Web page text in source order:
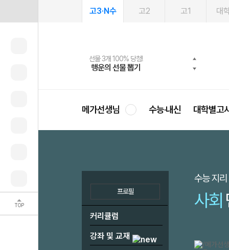
TOP
고3·N수 고2 고1 대
선물 3개 100% 당첨!
행운의 선물 뽑기
선물 100% 증정!
메가스터디 X 올리브
여름방학 스터디 캐시백
메가런 썸머스쿨
2027 러셀 단과
강사 공개선발
스마트러닝앱
설문 EVENT
메가패스
3일 무료 체험권
메가패스 수강생 무료혜택!
메가클럽 멤버십
사회공헌 캠페인
희망이룸 메가나눔
메가선생님 수능·내신 대학별고
커리큘럼
강좌 및 교재
수능 지
사회
프로필